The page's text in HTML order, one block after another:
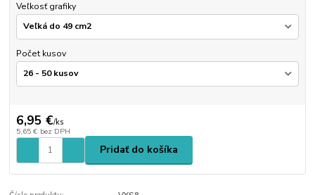
Veľkosť grafiky
Počet kusov
6,95 €/ks
5,65 € bez DPH
Pridať do košíka